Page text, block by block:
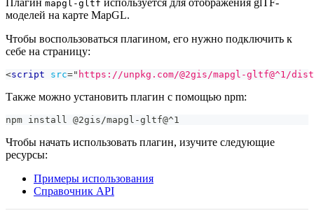
mapgl-gltf
моделей на карте MapGL.
Чтобы воспользоваться плагином, его нужно подключить к
себе на страницу:
<script src=" https://unpkg.com/@2gis/mapgl-gltf@^1/
Также можно установить плагин с помощью npm:
npm install @2gis/mapgl-gltf@^1
Чтобы начать использовать плагин, изучите следующие
ресурсы:
Примеры использования
Справочник API